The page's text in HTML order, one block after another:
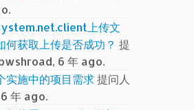
上传文
何获取上传是否成功？ 提
6 年 ago.
实施中的项目需求提问人
年 ago.